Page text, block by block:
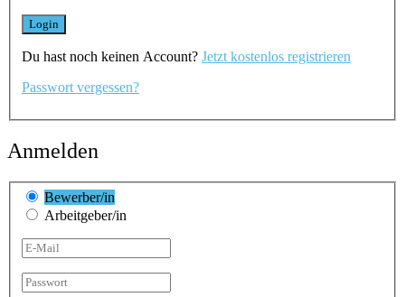
Du hast noch keinen Account? Jetzt kostenlos registrieren
Passwort vergessen?
Anmelden
Bewerber/in
Arbeitgeber/in